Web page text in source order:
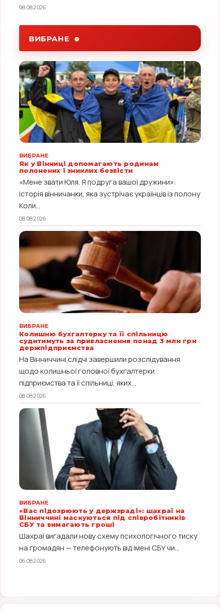
08.08.2026
ВИБРАНЕ
ВИБРАНЕ
Як у Вінниці допомагають родинам
полонених і зниклих безвісти
«Мене звати Юля. Я подруга вашої дружини»:
історія вінничанки, яка зустрічає українців із полону
Коли...
08.08.2026
ВИБРАНЕ
Колишню бухгалтерку та її спільницю
судитимуть за привласнення понад 3 млн грн
держпідприємства
На Вінниччині слідчі завершили розслідування
щодо колишньої головної бухгалтерки
підприємства та її спільниці, яких...
08.08.2026
ВИБРАНЕ
«Вас підозрюють у держзраді»: шахраї на
Вінниччині маскуються під співробітників
СБУ та вимагають гроші
Шахраї вигадали нову схему психологічного тиску
на громадян — телефонують від імені СБУ чи...
06.08.2026